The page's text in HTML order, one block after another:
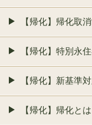
【帰化】帰化取
【帰化】特別永
【帰化】新基準
【帰化】帰化とは